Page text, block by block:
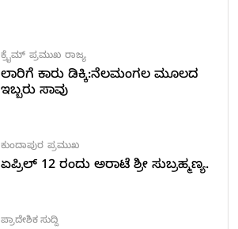
ಕ್ರೈಮ್ ಪ್ರಮುಖ ರಾಜ್ಯ
ಲಾರಿಗೆ ಕಾರು ಡಿಕ್ಕಿ:ನೆಲಮಂಗಲ ಮೂಲದ
ಇಬ್ಬರು ಸಾವು
ಕುಂದಾಪುರ ಪ್ರಮುಖ
ಏಪ್ರಿಲ್ 12 ರಂದು ಅರಾಟೆ ಶ್ರೀ ಸುಬ್ರಹ್ಮಣ್ಯ.
ಪ್ರಾದೇಶಿಕ ಸುದ್ದಿ